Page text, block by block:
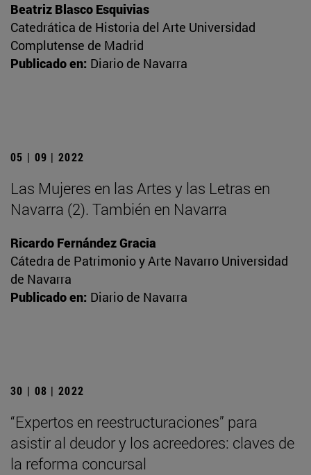
Beatriz Blasco Esquivias
Catedrática de Historia del Arte Universidad
Complutense de Madrid
Publicado en: Diario de Navarra
05 | 09 | 2022
Las Mujeres en las Artes y las Letras en
Navarra (2). También en Navarra
Ricardo Fernández Gracia
Cátedra de Patrimonio y Arte Navarro Universidad
de Navarra
Publicado en: Diario de Navarra
30 | 08 | 2022
“Expertos en reestructuraciones” para
asistir al deudor y los acreedores: claves de
la reforma concursal